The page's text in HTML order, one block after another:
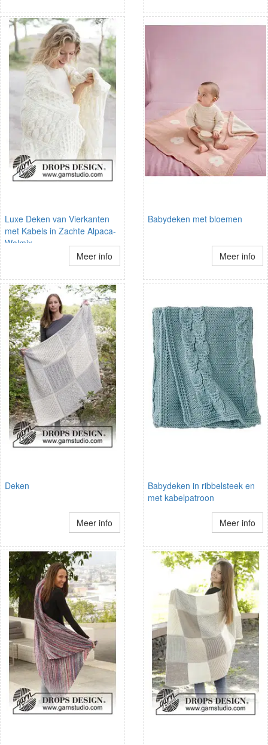
Luxe Deken van Vierkanten
met Kabels in Zachte Alpaca-
Wolmix
Meer info
Babydeken met bloemen
Meer info
Deken
Meer info
Babydeken in ribbelsteek en
met kabelpatroon
Meer info